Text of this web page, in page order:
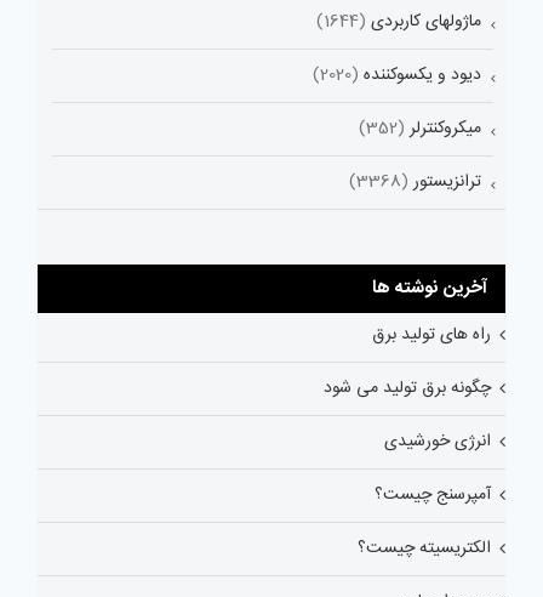
ماژولهای کاربردی (1644)
دیود و یکسوکننده (2020)
میکروکنترلر (352)
ترانزیستور (3368)
آخرین نوشته ها
راه های تولید برق
چگونه برق تولید می شود
انرژی خورشیدی
آمپرسنج چیست؟
الکتریسیته چیست؟